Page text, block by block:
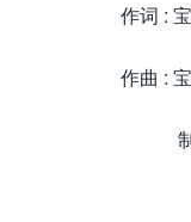
作词 :
作曲 :